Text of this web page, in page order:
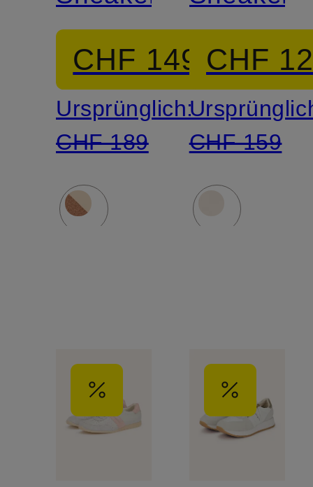
CHF 149
Ursprünglich:
CHF 189
CHF
CHF 159